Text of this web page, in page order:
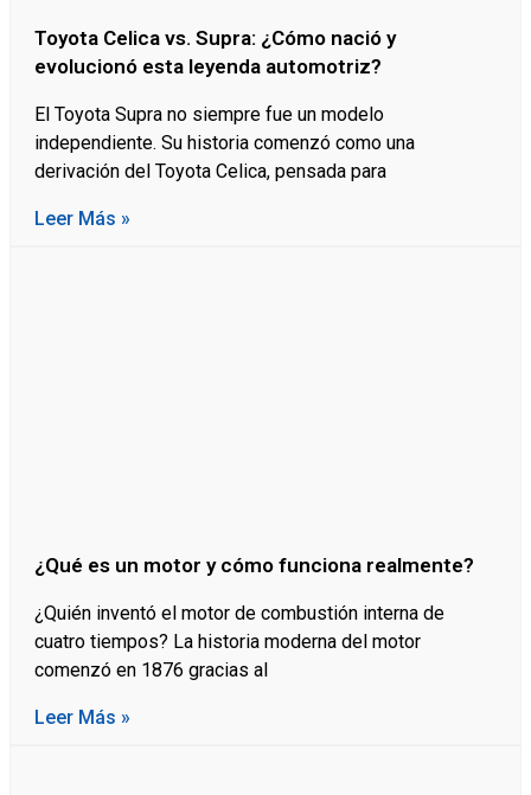
Toyota Celica vs. Supra: ¿Cómo nació y
evolucionó esta leyenda automotriz?
El Toyota Supra no siempre fue un modelo
independiente. Su historia comenzó como una
derivación del Toyota Celica, pensada para
Leer Más »
¿Qué es un motor y cómo funciona realmente?
¿Quién inventó el motor de combustión interna de
cuatro tiempos? La historia moderna del motor
comenzó en 1876 gracias al
Leer Más »